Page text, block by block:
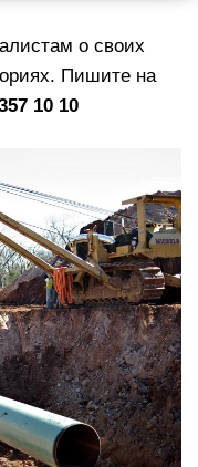
г
а
ц
и
ю
о своих
Пишите на
10 10